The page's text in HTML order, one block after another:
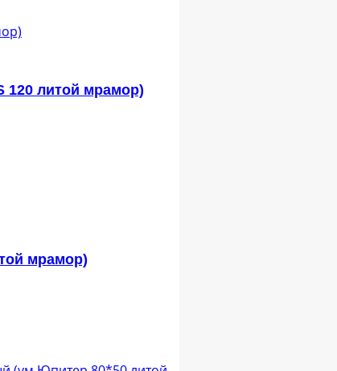
120 литой мрамор)
мрамор)